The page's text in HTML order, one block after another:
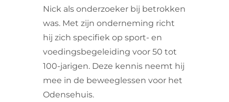
Nick als onderzoeker bij betrokken
was. Met zijn onderneming richt
hij zich specifiek op sport- en
voedingsbegeleiding voor 50 tot
100-jarigen. Deze kennis neemt hij
mee in de beweeglessen voor het
Odensehuis.